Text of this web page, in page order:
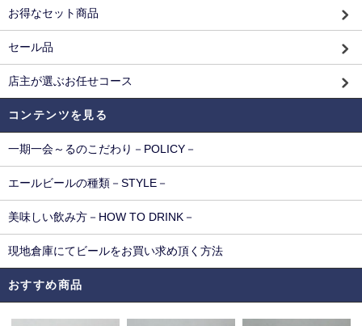
お得なセット商品
セール品
店主が選ぶお任せコース
コンテンツを見る
一期一会～るのこだわり－POLICY－
エールビールの種類－STYLE－
美味しい飲み方－HOW TO DRINK－
現地倉庫にてビールをお買い求め頂く方法
おすすめ商品